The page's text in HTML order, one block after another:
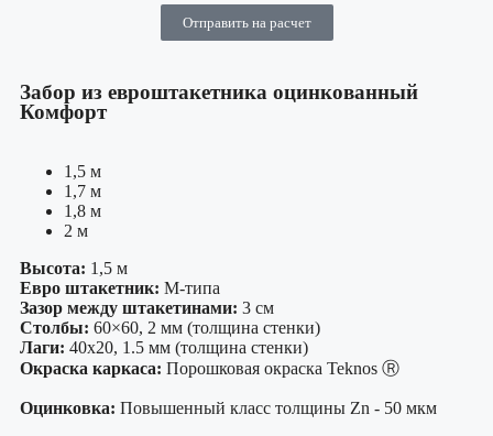
Отправить на расчет
Забор из евроштакетника оцинкованный
Комфорт
1,5 м
1,7 м
1,8 м
2 м
Высота: 1,5 м
Евро штакетник: М-типа
Зазор между штакетинами: 3 см
Столбы: 60×60, 2 мм (толщина стенки)
Лаги: 40х20, 1.5 мм (толщина стенки)
Окраска каркаса: Порошковая окраска Teknos Ⓡ
Оцинковка: Повышенный класс толщины Zn - 50 мкм